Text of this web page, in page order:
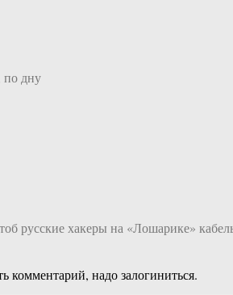
по дну
русские хакеры на «Лошарике»
комментарий, надо залогиниться.